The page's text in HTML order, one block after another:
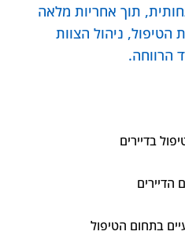
תוך אחריות מלאה
הטיפול, ניהול הצוות
הרווחה.
בדיירים
הדיירים
בתחום הטיפול